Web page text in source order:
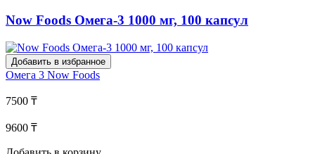
Now Foods Омега-3 1000 мг, 100 капсул
Добавить в избранное
Омега 3 Now Foods
7500 ₸
9600 ₸